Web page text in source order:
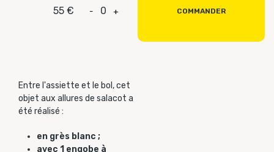
Entre l'assiette et le bol, cet
objet aux allures de salacot a
été réalisé :
en grès blanc ;
avec 1 engobe à
55 € - 0 + COMMANDER